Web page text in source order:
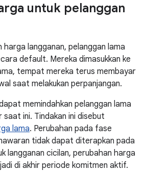
untuk pelanggan
harga langganan, pelanggan lama
default. Mereka dimasukkan ke
tempat mereka terus membayar
saat melakukan perpanjangan.
memindahkan pelanggan lama
ini. Tindakan ini disebut
lama. Perubahan pada fase
tidak dapat diterapkan pada
langganan cicilan, perubahan harga
di akhir periode komitmen aktif.